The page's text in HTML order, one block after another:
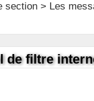
section> Les
de filtre